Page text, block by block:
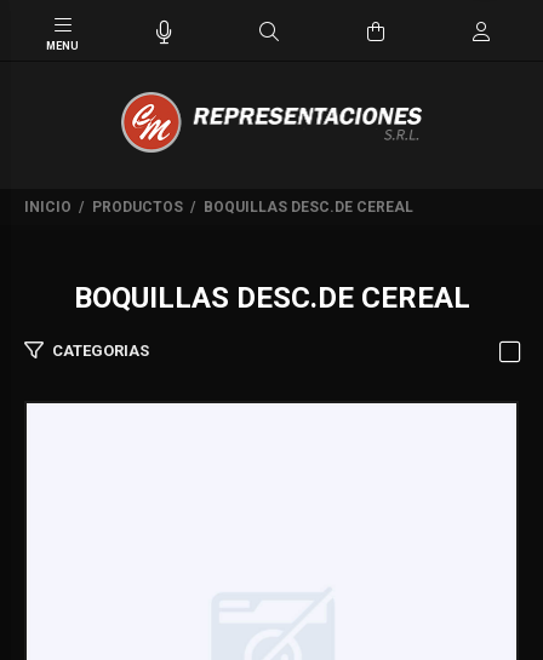
INICIO PRODUCTOS BOQUILLAS DESC.DE CEREAL
BOQUILLAS DESC.DE CEREAL
CATEGORIAS